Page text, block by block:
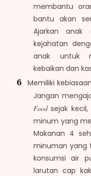
membantu
bantu akan
Ajarkan anak
kejahatan
anak untuk
kebaikan dan
Memiliki
Jangan
Foodsejak kecil,
minum yang
Makanan 4
minuman yang
konsumsi air
larutan cap